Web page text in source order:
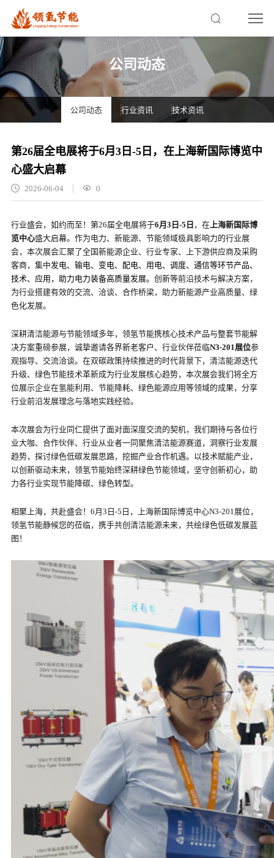
公司动态
公司动态 行业资讯 技术资讯
第26届全电展将于6月3日-5日，在上海新国际博览中
心盛大启幕
2026-06-04 0
行业盛会，如约而至！第26届全电展将于6月3日-5日 ，在上海新国际博
览中心盛大启幕。作为电力、新能源、节能领域极具影响力的行业展
会，本次展会汇聚了全国新能源企业、行业专家、上下游供应商及采购
客商，集中发电、输电、变电、配电、用电、调度、通信等环节产品、
技术、应用，助力电力装备高质量发展。 创新等前沿技术与解决方案，
为行业搭建有效的交流、洽谈、合作桥梁，助力新能源产业高质量、绿
色化发展。
深耕清洁能源与节能领域多年，领氢节能携核心技术产品与整套节能解
决方案重磅参展，诚挚邀请各界新老客户、行业伙伴莅临N3-201展位参
观指导、交流洽谈。在双碳政策持续推进的时代背景下，清洁能源迭代
升级、绿色节能技术革新成为行业发展核心趋势，本次展会我们将全方
位展示企业在氢能利用、节能降耗、绿色能源应用等领域的成果，分享
行业前沿发展理念与落地实践经验。
本次展会为行业同仁提供了面对面深度交流的契机，我们期待与各位行
业大咖、合作伙伴、行业从业者一同聚焦清洁能源赛道，洞察行业发展
趋势，探讨绿色低碳发展思路，挖掘产业合作机遇。以技术赋能产业，
以创新驱动未来，领氢节能始终深耕绿色节能领域，坚守创新初心，助
力各行业实现节能降碳、绿色转型。
相聚上海，共赴盛会！6月3日-5日，上海新国际博览中心N3-201展位，
领氢节能静候您的莅临，携手共创清洁能源未来，共绘绿色低碳发展蓝
图！